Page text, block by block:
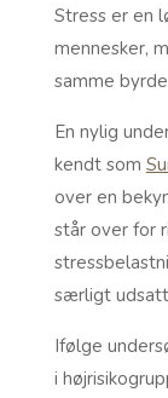
Stress er en
mennesker,
samme
En nylig
kendt som
over en
står over for
særligt
Ifølge
i